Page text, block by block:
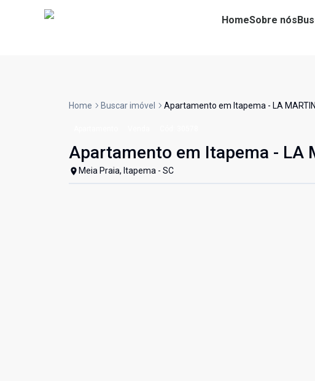
HomeSobre nós
Home Buscar imóvel Apartamento em Itapema - LA
Apartamento em Itapema - LA
Meia Praia, Itapema - SC